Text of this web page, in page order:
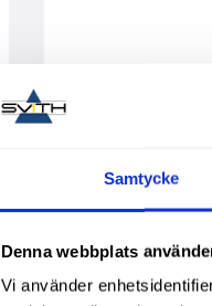
Samtycke
Denna webbplats
Vi använder